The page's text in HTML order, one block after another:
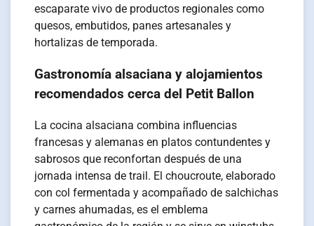
escaparate vivo de productos regionales como
quesos, embutidos, panes artesanales y
hortalizas de temporada.
Gastronomía alsaciana y alojamientos
recomendados cerca del Petit Ballon
La cocina alsaciana combina influencias
francesas y alemanas en platos contundentes y
sabrosos que reconfortan después de una
jornada intensa de trail. El choucroute, elaborado
con col fermentada y acompañado de salchichas
y carnes ahumadas, es el emblema